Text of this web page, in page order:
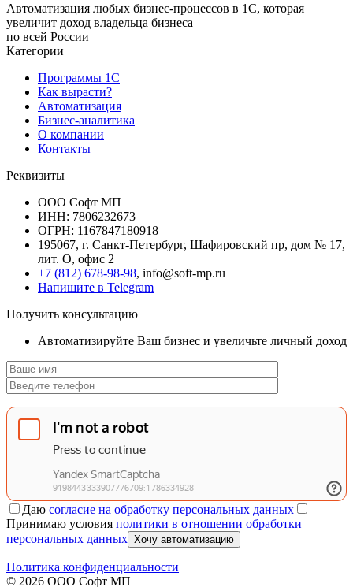
Автоматизация любых бизнес-процессов в 1С, которая
увеличит доход владельца бизнеса
по всей России
Категории
Программы 1С
Как вырасти?
Автоматизация
Бизнес-аналитика
О компании
Контакты
Реквизиты
ООО Софт МП
ИНН: 7806232673
ОГРН: 1167847180918
195067, г. Санкт-Петербург, Шафировский пр, дом № 17,
лит. О, офис 2
+7 (812) 678-98-98, info@soft-mp.ru
Напишите в Telegram
Получить консультацию
Автоматизируйте Ваш бизнес и увеличьте личный доход
Даю согласие на обработку персональных данных
Принимаю условия политики в отношении обработки
персональных данных Хочу автоматизацию
Политика конфиденциальности
© 2026 ООО Софт МП